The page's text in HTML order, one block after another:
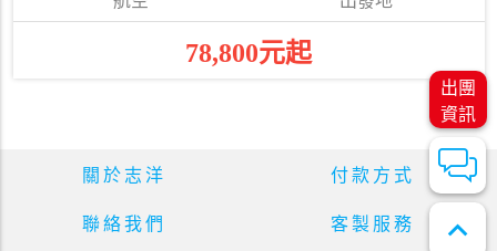
出團
資訊
expand_less
78,800元起
關於志洋 付款方式
聯絡我們 客製服務